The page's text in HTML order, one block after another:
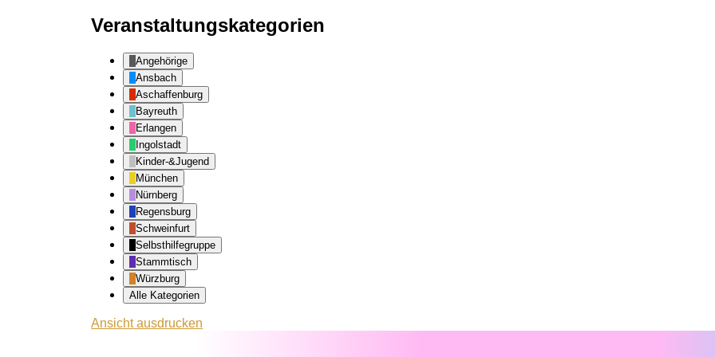
Veranstaltungskategorien
Angehörige
Ansbach
Aschaffenburg
Bayreuth
Erlangen
Ingolstadt
Kinder-&Jugend
München
Nürnberg
Regensburg
Schweinfurt
Selbsthilfegruppe
Stammtisch
Würzburg
Alle Kategorien
Ansichtausdrucken